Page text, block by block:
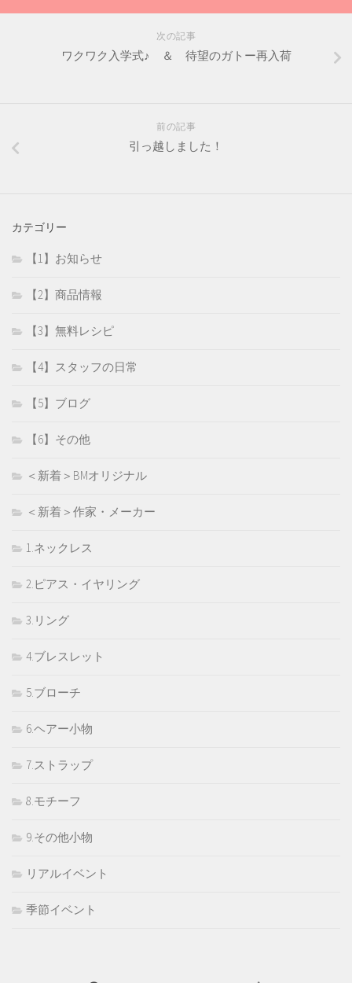
次の記事
ワクワク入学式♪ ＆ 待望のガトー再入荷
前の記事
引っ越しました！
カテゴリー
【1】お知らせ
【2】商品情報
【3】無料レシピ
【4】スタッフの日常
【5】ブログ
【6】その他
＜新着＞BMオリジナル
＜新着＞作家・メーカー
1.ネックレス
2.ピアス・イヤリング
3.リング
4.ブレスレット
5.ブローチ
6.ヘアー小物
7.ストラップ
8.モチーフ
9.その他小物
リアルイベント
季節イベント